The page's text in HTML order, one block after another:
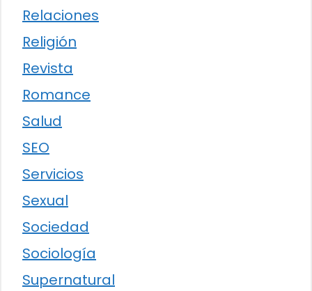
Relaciones
Religión
Revista
Romance
Salud
SEO
Servicios
Sexual
Sociedad
Sociología
Supernatural